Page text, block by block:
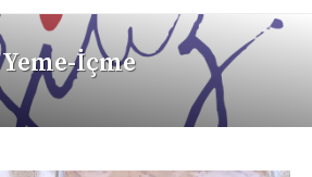
Yeme-İçme